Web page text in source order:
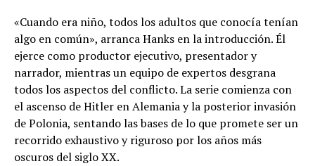
«Cuando era niño, todos los adultos que conocía tenían
algo en común», arranca Hanks en la introducción. Él
ejerce como productor ejecutivo, presentador y
narrador, mientras un equipo de expertos desgrana
todos los aspectos del conflicto. La serie comienza con
el ascenso de Hitler en Alemania y la posterior invasión
de Polonia, sentando las bases de lo que promete ser un
recorrido exhaustivo y riguroso por los años más
oscuros del siglo XX.